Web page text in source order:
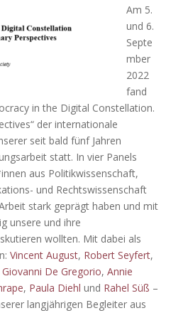
Am 5.
und 6.
Septe
mber
2022
fand
in the Digital Constellation.
der internationale
seit bald fünf Jahren
statt. In vier Panels
aus Politikwissenschaft,
und Rechtswissenschaft
stark geprägt haben und mit
unsere und ihre
wollten. Mit dabei als
Vincent August, Robert Seyfert,
Giovanni De Gregorio, Annie
, Paula Diehl und Rahel Süß –
langjährigen Begleiter aus